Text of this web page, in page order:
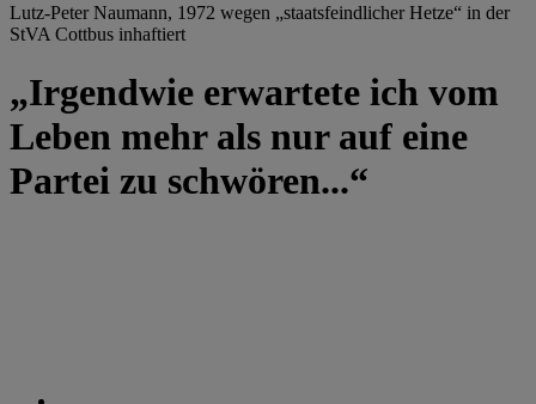
Lutz-Peter Naumann, 1972 wegen „staatsfeindlicher Hetze“ in der
StVA Cottbus inhaftiert
„Irgendwie erwartete ich vom
Leben mehr als nur auf eine
Partei zu schwören...“